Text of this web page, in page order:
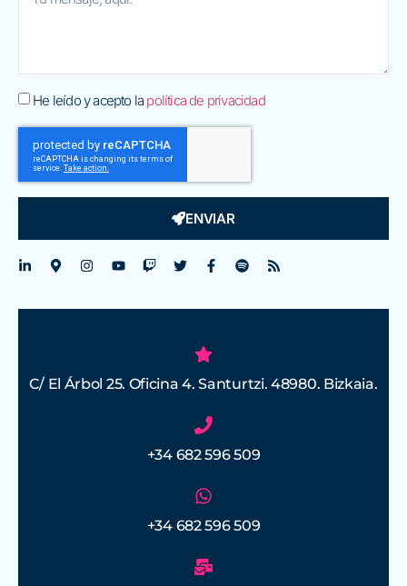
He leído y acepto la política de privacidad
ENVIAR
C/ El Árbol 25. Oficina 4. Santurtzi. 48980. Bizkaia.
+34 682 596 509
+34 682 596 509